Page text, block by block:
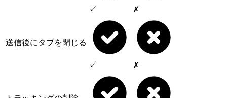
✓ ✗
送信後にタブを閉じる
✓ ✗